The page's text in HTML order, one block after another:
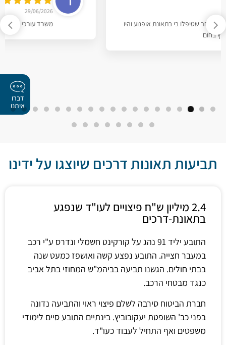
משרד עורכי דין משכמם ומעלה רגישות, סבלנות וסובלנות
תביעות תאונות דרכים שיוצגו על ידינו
2.4 מיליון ש"ח פיצויים לעו"ד שנפגע
בתאונת-דרכים
התובע יליד 91 נהג על קורקינט חשמלי ונדרס ע"י רכב
במעבר חצייה. התובע נפצע קשה ואושפז כמעט שנה
בבתי חולים. הגשנו תביעה בביהמ"ש המחוזי בתל אביב
כנגד מבטחי הרכב.
חברת הביטוח סירבה לשלם פיצוי ראוי והתביעה נדונה
בפני כב' השופטת יעקובוביץ. בינתיים התובע סיים לימודי
משפטים ואף התחיל לעבוד כעו"ד.
דברו
איתנו